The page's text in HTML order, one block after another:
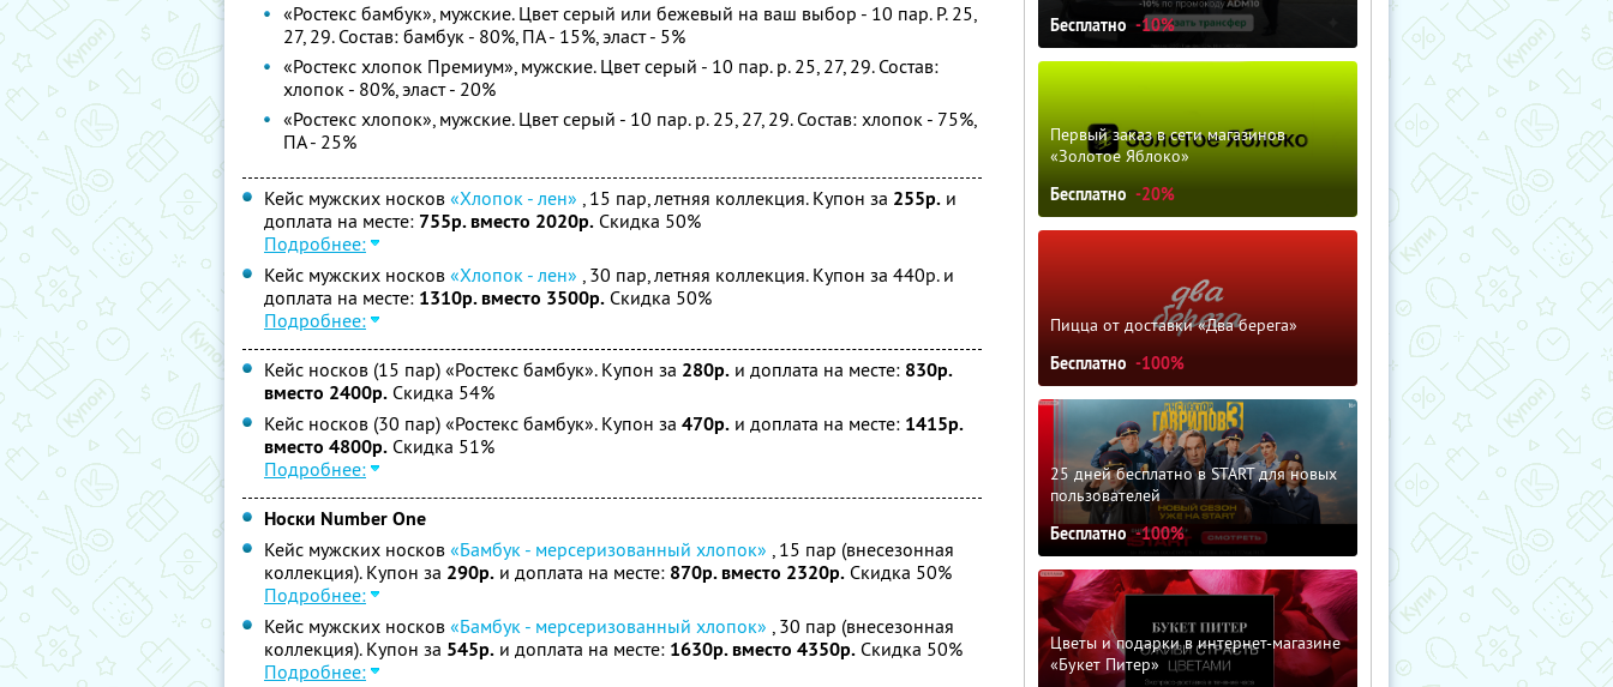
«Ростекс бамбук», мужские. Цвет серый или бежевый на ваш выбор - 10 пар. Р. 25,
27, 29. Состав: бамбук - 80%, ПА - 15%, эласт - 5%
«Ростекс хлопок Премиум», мужские. Цвет серый - 10 пар. р. 25, 27, 29. Состав:
хлопок - 80%, эласт - 20%
«Ростекс хлопок», мужские. Цвет серый - 10 пар. р. 25, 27, 29. Состав: хлопок - 75%,
ПА - 25%
Кейс мужских носков «Хлопок - лен» , 15 пар, летняя коллекция. Купон за 255р. и
доплата на месте: 755р. вместо 2020р. Скидка 50%
Подробнее:
Кейс мужских носков «Хлопок - лен» , 30 пар, летняя коллекция. Купон за 440р. и
доплата на месте: 1310р. вместо 3500р. Скидка 50%
Подробнее:
Кейс носков (15 пар) «Ростекс бамбук». Купон за 280р. и доплата на месте: 830р.
вместо 2400р. Скидка 54%
Кейс носков (30 пар) «Ростекс бамбук». Купон за 470р. и доплата на месте: 1415р.
вместо 4800р. Скидка 51%
Подробнее:
Носки Number One
Кейс мужских носков «Бамбук - мерсеризованный хлопок» , 15 пар (внесезонная
коллекция). Купон за 290р. и доплата на месте: 870р. вместо 2320р. Скидка 50%
Подробнее:
Кейс мужских носков «Бамбук - мерсеризованный хлопок» , 30 пар (внесезонная
коллекция). Купон за 545р. и доплата на месте: 1630р. вместо 4350р. Скидка 50%
Подробнее:
Бесплатно -10%
Первый заказ в сети магазинов
«Золотое Яблоко»
Бесплатно -20%
Пицца от доставки «Два берега»
Бесплатно -100%
25 дней бесплатно в START для новых
пользователей
Бесплатно -100%
Цветы и подарки в интернет-магазине
«Букет Питер»